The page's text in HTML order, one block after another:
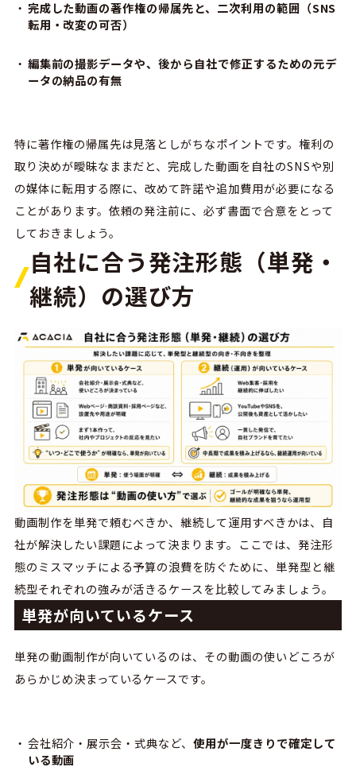
完成した動画の著作権の帰属先と、二次利用の範囲（SNS
転用・改変の可否）
編集前の撮影データや、後から自社で修正するための元デ
ータの納品の有無
特に著作権の帰属先は見落としがちなポイントです。権利の
取り決めが曖昧なままだと、完成した動画を自社のSNSや別
の媒体に転用する際に、改めて許諾や追加費用が必要になる
ことがあります。依頼の発注前に、必ず書面で合意をとって
しておきましょう。
自社に合う発注形態（単発・
継続）の選び方
動画制作を単発で頼むべきか、継続して運用すべきかは、自
社が解決したい課題によって決まります。ここでは、発注形
態のミスマッチによる予算の浪費を防ぐために、単発型と継
続型それぞれの強みが活きるケースを比較してみましょう。
単発が向いているケース
単発の動画制作が向いているのは、その動画の使いどころが
あらかじめ決まっているケースです。
会社紹介・展示会・式典など、使用が一度きりで確定して
いる動画